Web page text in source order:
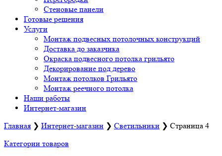
Стеновые панели
Готовые решения
Услуги
Монтаж подвесных потолочных конструкций
Доставка до заказчика
Окраска подвесного потолка грильято
Декорирование под дерево
Монтаж потолков Грильято
Монтаж реечного потолка
Наши работы
Интернет-магазин
Главная ❯ Интернет-магазин ❯ Светильники ❯ Страница 4
Категории товаров